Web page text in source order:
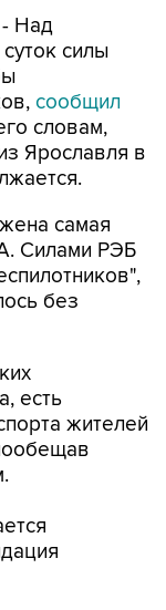
- Над
силы
сообщил
словам,
Ярославля в
самая
Силами РЭБ
без
есть
жителей